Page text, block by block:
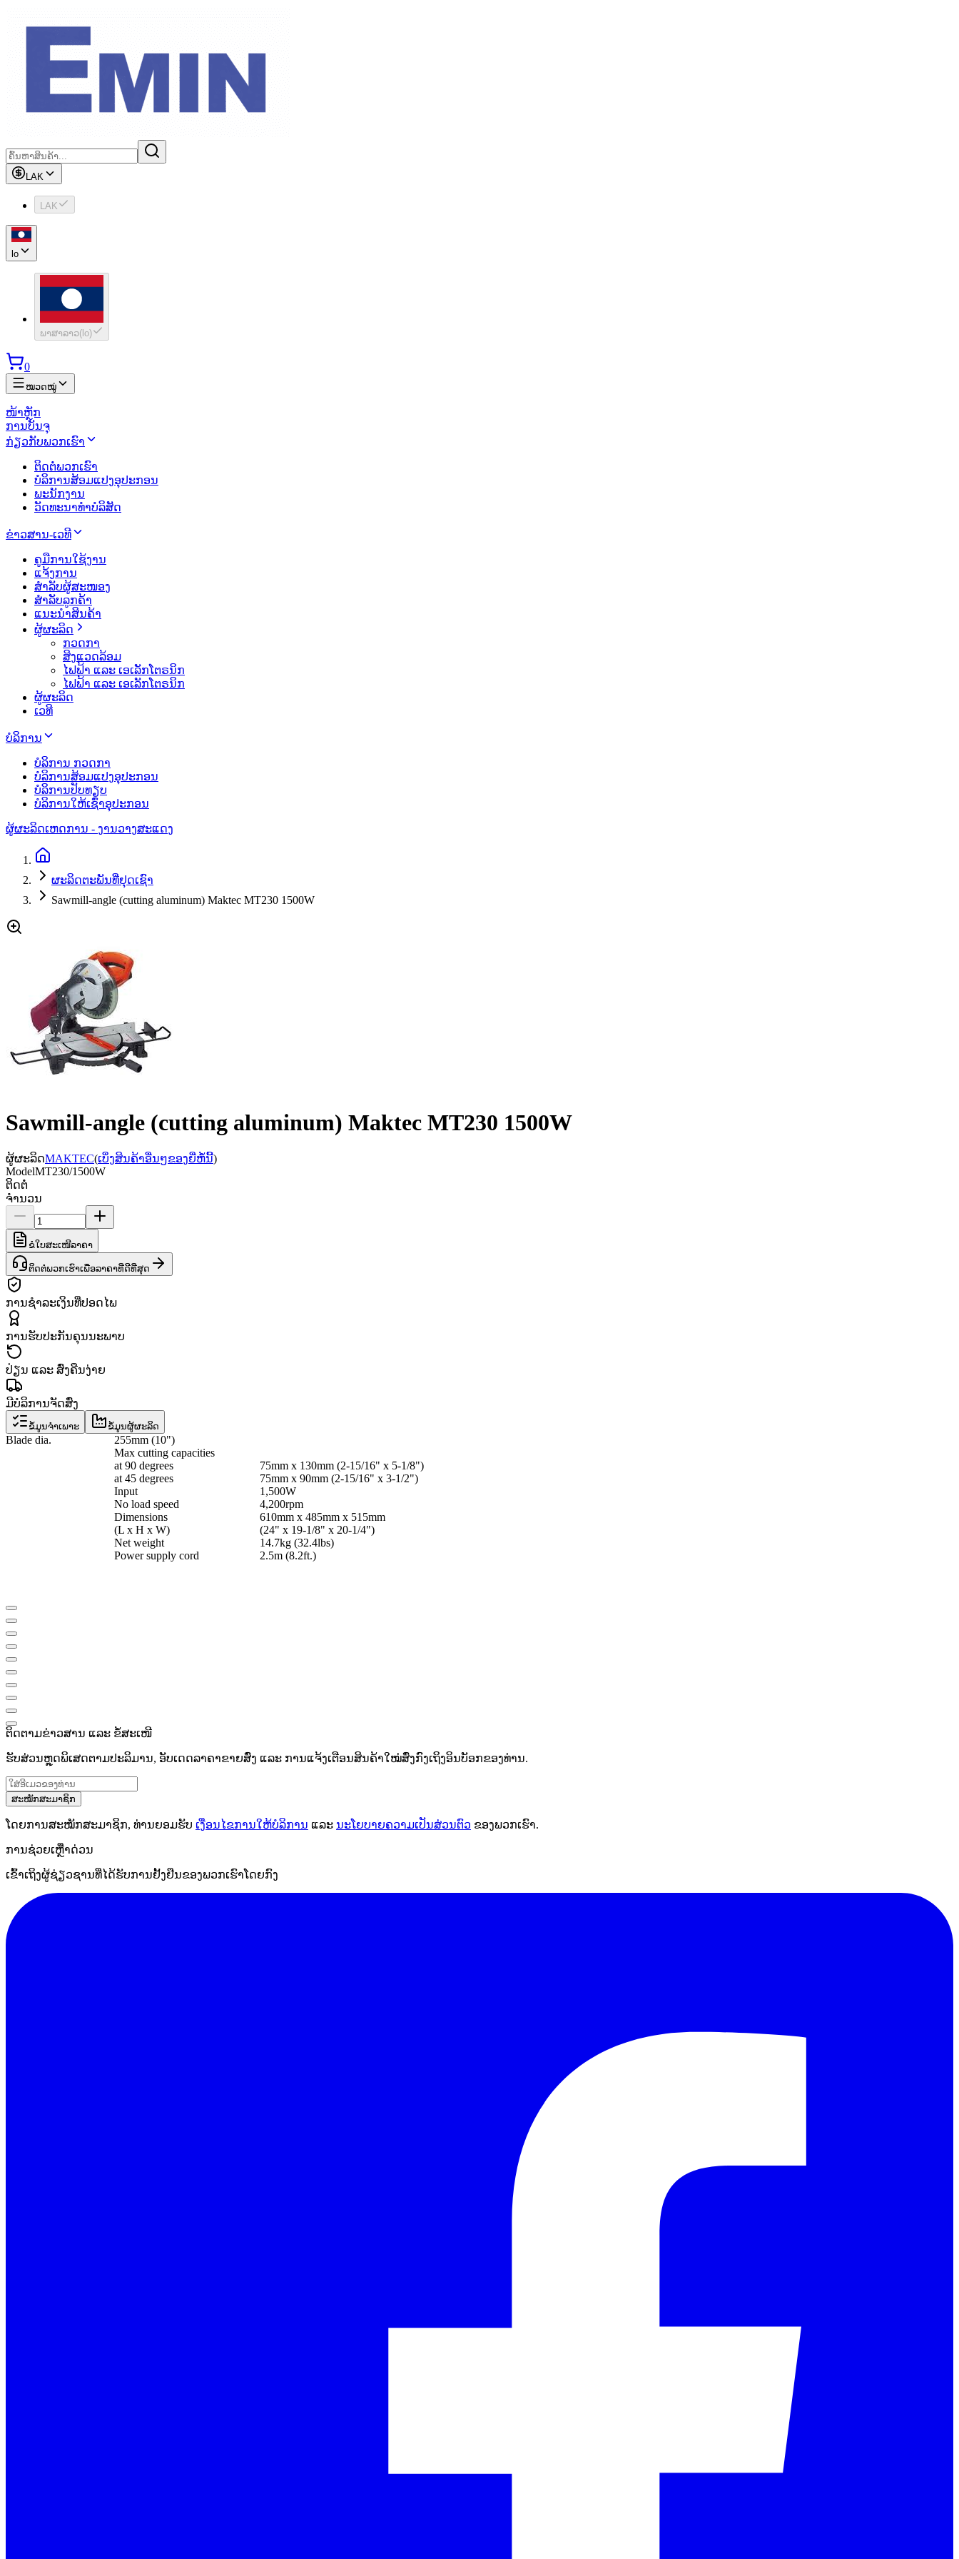
LAK
LAK
lo
ພາສາລາວ( lo)
0
ໝວດໝູ່
ໜ້າຫຼັກ
ການບັນຈຸ
ກ່ຽວກັບພວກເຮົາ
ຕິດຕໍ່ພວກເຮົາ
ບໍລິການສ້ອມແປງອຸປະກອນ
ພະນັກງານ
ວັດທະນາທຳບໍລິສັດ
ຂ່າວສານ-ເວທີ
ຄູມືການໃຊ້ງານ
ແຈ້ງການ
ສຳລັບຜູ້ສະໜອງ
ສຳລັບລູກຄ້າ
ແນະນຳສິນຄ້າ
ຜູ້ຜະລິດ
ກວດກາ
ສິງແວດລ້ອມ
ໄຟຟ້າ ແລະ ເອເລັກໂຕຣນິກ
ໄຟຟ້າ ແລະ ເອເລັກໂຕຣນິກ
ຜູ້ຜະລິດ
ເວທີ
ບໍລິການ
ບໍລິການ ກວດກາ
ບໍລິການສ້ອມແປງອຸປະກອນ
ບໍລິການປັບທຽບ
ບໍລິການໃຫ້ເຊົ່າອຸປະກອນ
ຜູ້ຜະລິດເຫດການ - ງານວາງສະແດງ
ຜະລິດຕະພັນທີ່ຢຸດເຊົາ
Sawmill-angle (cutting aluminum) Maktec MT230 1500W
Sawmill-angle (cutting aluminum) Maktec MT230 1500W
ຜູ້ຜະລິດMAKTEC(ເບິ່ງສິນຄ້າອື່ນໆຂອງຍີ່ຫໍ້ນີ້)
ModelMT230/1500W
ຕິດຕໍ່
ຈຳນວນ
ຂໍໃບສະເໜີລາຄາ
ຕິດຕໍ່ພວກເຮົາເພື່ອລາຄາທີ່ດີທີ່ສຸດ
ການຊຳລະເງິນທີ່ປອດໄພ
ການຮັບປະກັນຄຸນນະພາບ
ປ່ຽນ ແລະ ສົ່ງຄືນງ່າຍ
ມີບໍລິການຈັດສົ່ງ
ຂໍ້ມູນຈຳເພາະ ຂໍ້ມູນຜູ້ຜະລິດ
Blade dia.
255mm (10")
Max cutting capacities
at 90 degrees
75mm x 130mm (2-15/16" x 5-1/8")
at 45 degrees
75mm x 90mm (2-15/16" x 3-1/2")
Input
1,500W
No load speed
4,200rpm
Dimensions
610mm x 485mm x 515mm
(L x H x W)
(24" x 19-1/8" x 20-1/4")
Net weight
14.7kg (32.4lbs)
Power supply cord
2.5m (8.2ft.)
ຕິດຕາມຂ່າວສານ ແລະ ຂໍ້ສະເໜີ
ຮັບສ່ວນຫຼຸດພິເສດຕາມປະລິມານ, ອັບເດດລາຄາຂາຍສົ່ງ ແລະ ການແຈ້ງເຕືອນສິນຄ້າໃໝ່ສົ່ງກົງເຖິງອິນບັອກຂອງທ່ານ.
ສະໝັກສະມາຊິກ
ໂດຍການສະໝັກສະມາຊິກ, ທ່ານຍອມຮັບ ເງື່ອນໄຂການໃຫ້ບໍລິການ ແລະ ນະໂຍບາຍຄວາມເປັນສ່ວນຕົວ ຂອງພວກເຮົາ.
ການຊ່ວຍເຫຼືໍາດ່ວນ
ເຂົ້າເຖິງຜູ້ຊ່ຽວຊານທີ່ໄດ້ຮັບການຢັ້ງຢືນຂອງພວກເຮົາໂດຍກົງ